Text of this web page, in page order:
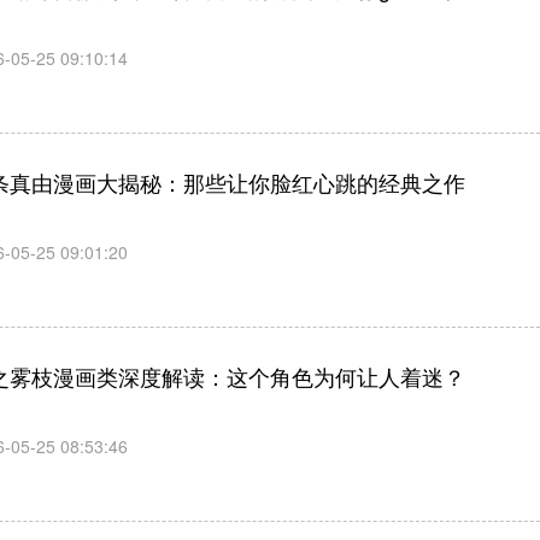
05-25 09:10:14
真由漫画大揭秘：那些让你脸红心跳的经典之作
05-25 09:01:20
雾枝漫画类深度解读：这个角色为何让人着迷？
05-25 08:53:46